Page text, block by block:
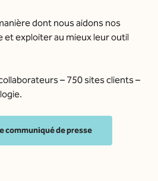
dont nous aidons nos
et exploiter au mieux leur outil
– 750 sites clients –
communiqué de presse